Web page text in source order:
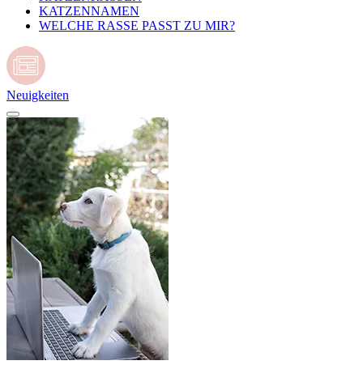
KATZENNAMEN
WELCHE RASSE PASST ZU MIR?
Neuigkeiten